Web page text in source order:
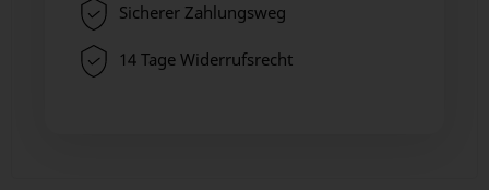
Sicherer Zahlungsweg
14 Tage Widerrufsrecht